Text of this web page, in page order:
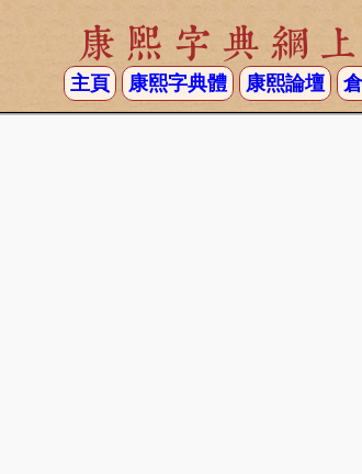
康熙字典網
主頁 康熙字典體 康熙論壇